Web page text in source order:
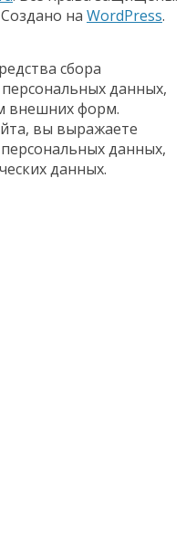
на WordPress.
сбора
данных,
внешних форм.
вы выражаете
данных,
данных.